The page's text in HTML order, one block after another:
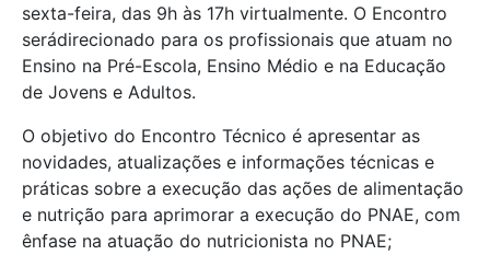
sexta-feira, das 9h às 17h virtualmente. O Encontro
serádirecionado para os profissionais que atuam no
Ensino na Pré-Escola, Ensino Médio e na Educação
de Jovens e Adultos.
O objetivo do Encontro Técnico é apresentar as
novidades, atualizações e informações técnicas e
práticas sobre a execução das ações de alimentação
e nutrição para aprimorar a execução do PNAE, com
ênfase na atuação do nutricionista no PNAE;